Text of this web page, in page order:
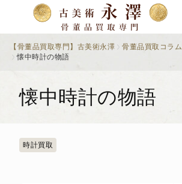
【骨董品買取専門】古美術永澤 骨董品買取コラム
懐中時計の物語
懐中時計の物語
時計買取